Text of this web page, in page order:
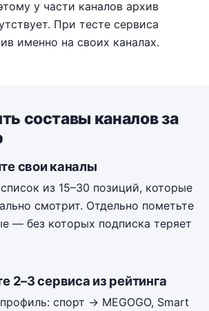
у части каналов архив
При тесте сервиса
именно на своих каналах.
составы каналов за
свои каналы
из 15–30 позиций, которые
смотрит. Отдельно пометьте
— без которых подписка теряет
2–3 сервиса из рейтинга
спорт → MEGOGO, Smart